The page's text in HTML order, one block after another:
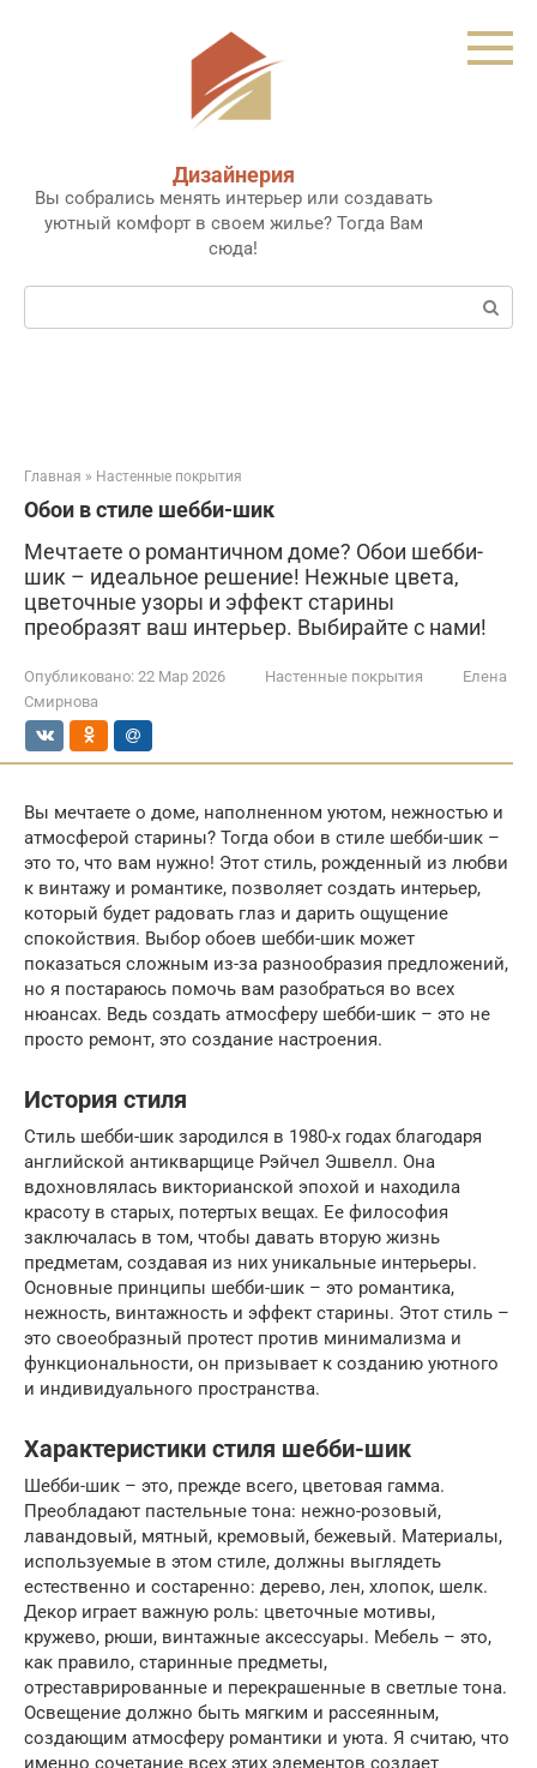
Дизайнерия
Вы собрались менять интерьер или создавать
уютный комфорт в своем жилье? Тогда Вам
сюда!
Поиск:
Главная » Настенные покрытия
Обои в стиле шебби-шик
Мечтаете о романтичном доме? Обои шебби-
шик – идеальное решение! Нежные цвета,
цветочные узоры и эффект старины
преобразят ваш интерьер. Выбирайте с нами!
Опубликовано: 22 Мар 2026 Настенные покрытия
Елена
Смирнова
Вы мечтаете о доме, наполненном уютом, нежностью и
атмосферой старины? Тогда обои в стиле шебби-шик –
это то, что вам нужно! Этот стиль, рожденный из любви
к винтажу и романтике, позволяет создать интерьер,
который будет радовать глаз и дарить ощущение
спокойствия. Выбор обоев шебби-шик может
показаться сложным из-за разнообразия предложений,
но я постараюсь помочь вам разобраться во всех
нюансах. Ведь создать атмосферу шебби-шик – это не
просто ремонт, это создание настроения.
История стиля
Стиль шебби-шик зародился в 1980-х годах благодаря
английской антикварщице Рэйчел Эшвелл. Она
вдохновлялась викторианской эпохой и находила
красоту в старых, потертых вещах. Ее философия
заключалась в том, чтобы давать вторую жизнь
предметам, создавая из них уникальные интерьеры.
Основные принципы шебби-шик – это романтика,
нежность, винтажность и эффект старины. Этот стиль –
это своеобразный протест против минимализма и
функциональности, он призывает к созданию уютного
и индивидуального пространства.
Характеристики стиля шебби-шик
Шебби-шик – это, прежде всего, цветовая гамма.
Преобладают пастельные тона: нежно-розовый,
лавандовый, мятный, кремовый, бежевый. Материалы,
используемые в этом стиле, должны выглядеть
естественно и состаренно: дерево, лен, хлопок, шелк.
Декор играет важную роль: цветочные мотивы,
кружево, рюши, винтажные аксессуары. Мебель – это,
как правило, старинные предметы,
отреставрированные и перекрашенные в светлые тона.
Освещение должно быть мягким и рассеянным,
создающим атмосферу романтики и уюта. Я считаю, что
именно сочетание всех этих элементов создает